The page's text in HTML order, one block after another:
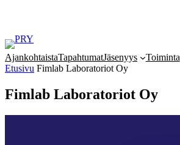
AjankohtaistaTapahtumatJäsenyys Toiminta
Etusivu Fimlab Laboratoriot Oy
Fimlab Laboratoriot Oy